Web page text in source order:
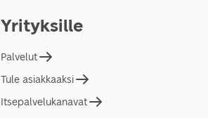
Yrityksille
Palvelut
Tule asiakkaaksi
Itsepalvelukanavat